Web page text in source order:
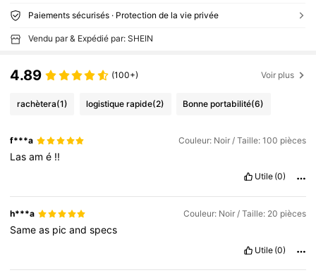
Paiements sécurisés · Protection de la vie privée
Vendu par & Expédié par: SHEIN
4.89 (100+) Voir plus
rachètera(1) logistique rapide(2) Bonne portabilité(6)
f***a Couleur: Noir / Taille: 100 pièces
Lasamé !!
Utile (0)
h***a Couleur: Noir / Taille: 20 pièces
Sameas picandspecs
Utile (0)